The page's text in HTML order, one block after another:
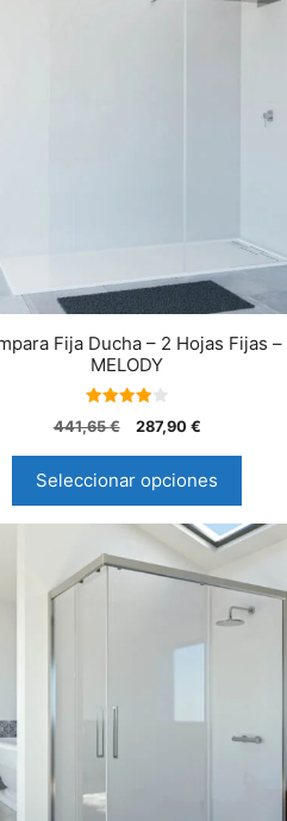
Fija Ducha – 2 Hojas Fijas –
MELODY
4.00
de 5
441,65€ 287,90 €
Seleccionar opciones